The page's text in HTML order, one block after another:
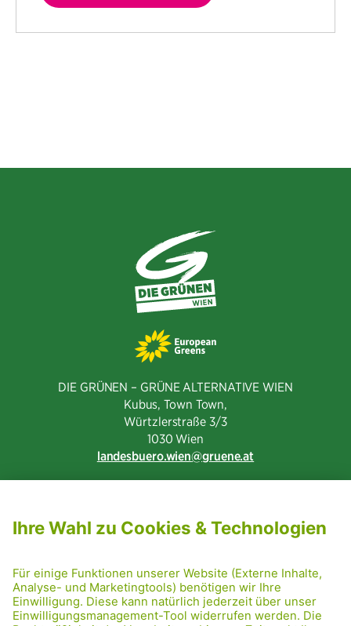
DIE GRÜNEN – GRÜNE ALTERNATIVE WIEN
Kubus, Town Town,
Würtzlerstraße 3/3​
1030 Wien
landesbuero.wien
gruene.at
PRESSE
GRÜNE RADRETTUNG
FRIDAY NIGHTSKATING